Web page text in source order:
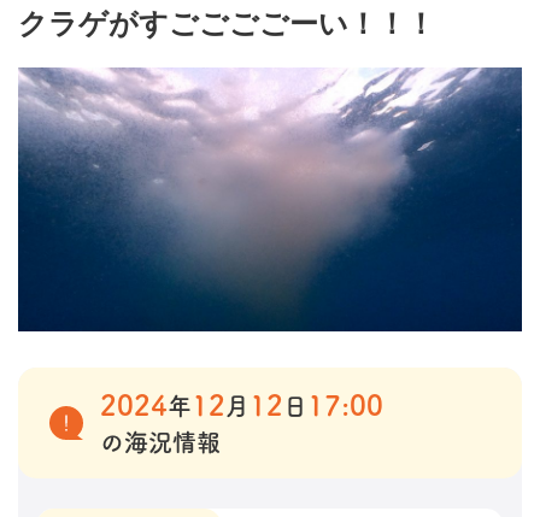
クラゲがすごごごごーい！！！
2024年 12 月 12 日 17:00
の海況情報